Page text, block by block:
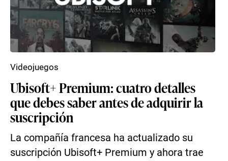
Ubisoft+ Premium: cuatro detalles
que debes saber antes de adquirir la
suscripción
La compañía francesa ha actualizado su
suscripción Ubisoft+ Premium y ahora trae
Videojuegos